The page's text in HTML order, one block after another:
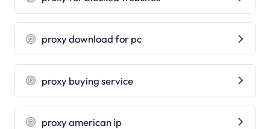
proxy download for pc
proxy buying service
proxy american ip